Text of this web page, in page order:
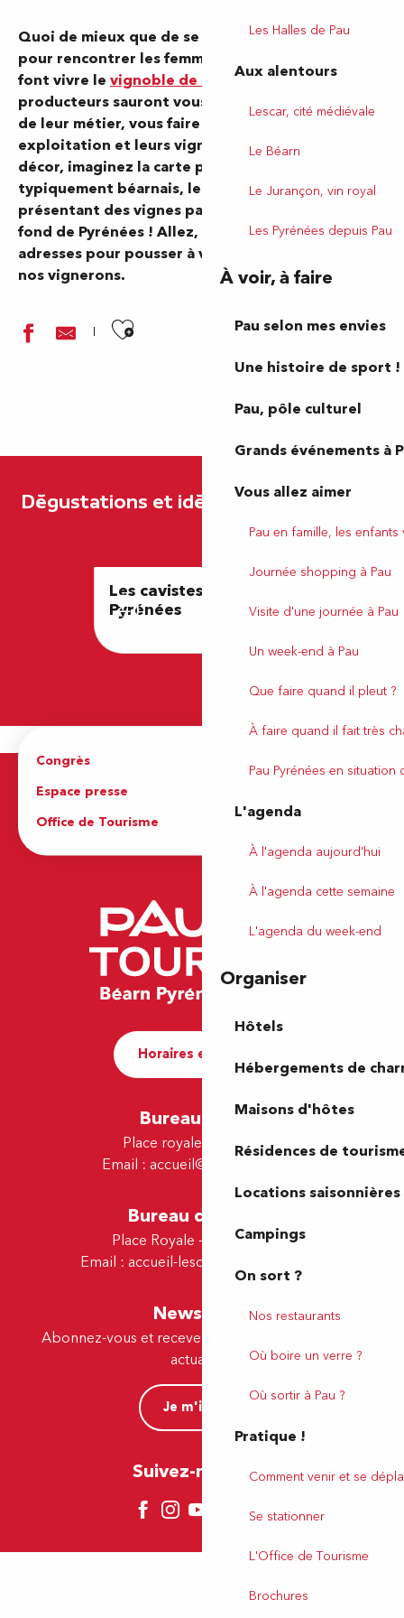
Les Halles de Pau
Aux alentours
Lescar, cité médiévale
Le Béarn
Le Jurançon, vin royal
Les Pyrénées depuis Pau
À voir, à faire
Pau selon mes envies
Une histoire de sport !
Pau, pôle culturel
Grands événements à
Vous allez aimer
Pau en famille, les
Journée shopping à Pau
Visite d'une journée à Pau
Un week-end à Pau
Que faire quand il pleut ?
À faire quand il fait très
Pau Pyrénées en situation
L'agenda
À l'agenda aujourd'hui
À l'agenda cette semaine
L'agenda du week-end
Organiser
Hôtels
Hébergements de
Maisons d'hôtes
Résidences de
Locations saisonnières
Campings
On sort ?
Nos restaurants
Où boire un verre ?
Où sortir à Pau ?
Pratique !
Comment venir et se
Se stationner
L'Office de Tourisme
Brochures
Quoi de mieux que de se rendre dans les chais
pour rencontrer les femmes et les hommes qui
font vivre le vignoble de Jurançon? Ces
producteurs sauront vous accueillir, vous parler
de leur métier, vous faire découvrir leur
exploitation et leurs vignes avec passion. Pour le
décor, imaginez la carte postale : Un chai
typiquement béarnais, les rondeurs des coteaux
présentant des vignes parfaitement alignées sur
fond de Pyrénées ! Allez, on vous donne quelques
adresses pour pousser à votre tour les portes de
nos vignerons.
Ajouter aux favoris
Dégustations et idées gourmandes
Les cavistes à Pau
Pyrénées
Congrès
Espace presse
Office de Tourisme
Horaires et contact
Bureau de Pau
Place royale - 64000 Pau
Email : accueil@tourismepau.fr
Bureau de Lescar
Place Royale - 64230 Lescar
Email : accueil-lescar@tourismepau.fr
Newsletter
Abonnez-vous et recevez par e-mail nos offres et
actualités.
Je m'inscris
Suivez-nous ici !